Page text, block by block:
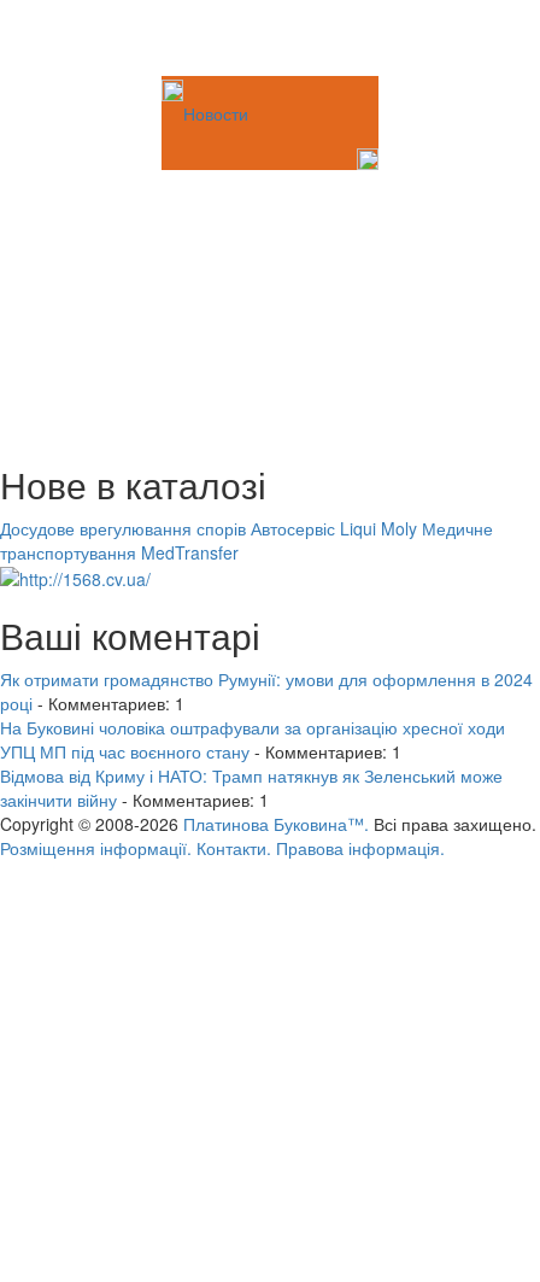
Новости
Нове в каталозі
Досудове врегулювання спорів Автосервіс Liqui Moly Медичне
транспортування MedTransfer
Ваші коментарі
Як отримати громадянство Румунії: умови для оформлення в 2024
році - Комментариев: 1
На Буковині чоловіка оштрафували за організацію хресної ходи
УПЦ МП під час воєнного стану - Комментариев: 1
Відмова від Криму і НАТО: Трамп натякнув як Зеленський може
закінчити війну - Комментариев: 1
Copyright © 2008-2026 Платинова Буковина™. Всі права захищено.
Розміщення інформації. Контакти. Правова інформація.